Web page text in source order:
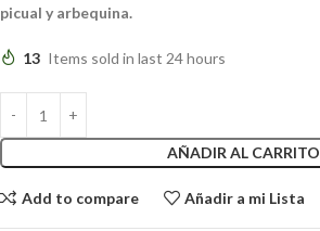
picual y arbequina.
13 Items sold in last 24 hours
AÑADIR AL CARRITO
Add to compare Añadir a mi Lista